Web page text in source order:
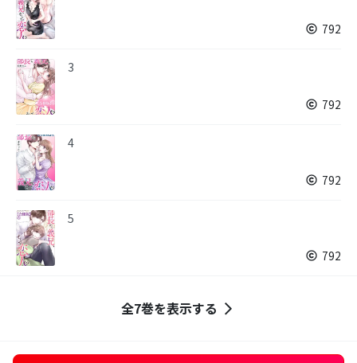
792
3
792
4
792
5
792
全7巻を表示する